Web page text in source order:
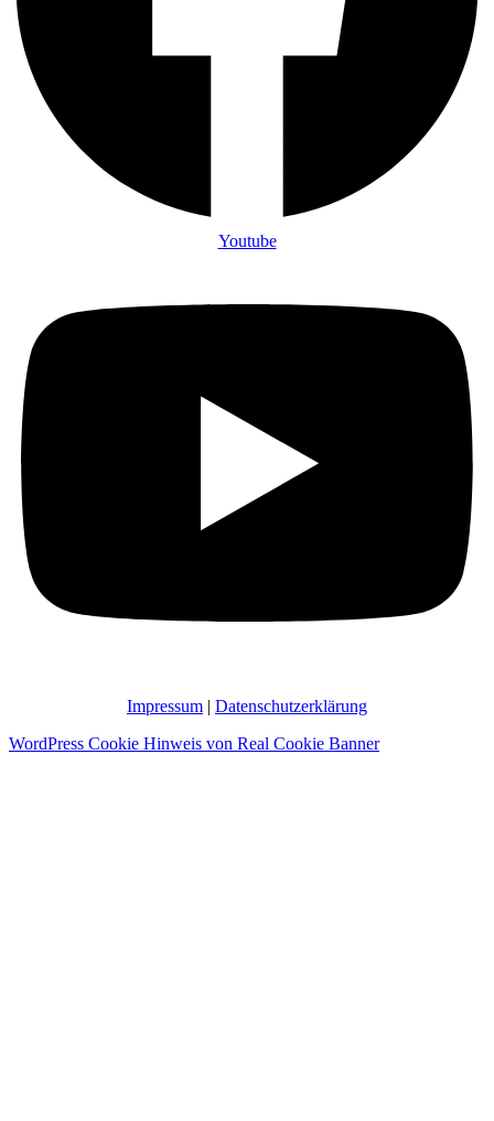
Youtube
Impressum
Datenschutzerklärung
WordPress Cookie Hinweis von Real Cookie Banner